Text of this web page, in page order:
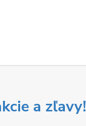
a zľavy!